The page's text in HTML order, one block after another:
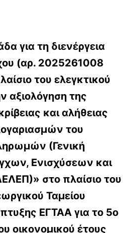
για τη διενέργεια
(αρ. 2025261008
του ελεγκτικού
αξιολόγηση της
και αλήθειας
του
(Γενική
Ενισχύσεων και
στο πλαίσιο του
Ταμείου
ΕΓΤΑΑ για το 5ο
οικονομικού έτους